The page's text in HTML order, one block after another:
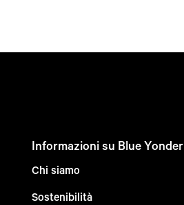
Informazioni su Blue Yonder
Chi siamo
Sostenibilità